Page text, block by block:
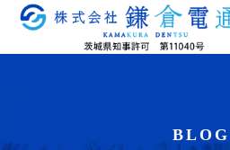
BLOG